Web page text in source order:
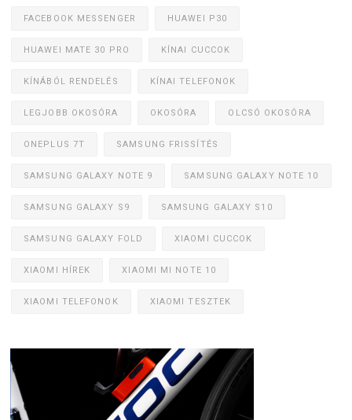
FACEBOOK MESSENGER HUAWEI P30
HUAWEI MATE 30 PRO KÍNAI CUCCOK
KÍNÁBÓL RENDELÉS KÍNAI TELEFONOK
LEGJOBB OKOSÓRA OKOSÓRA OLCSÓ OKOSÓRA
ONEPLUS 7T SAMSUNG FRISSÍTÉS
SAMSUNG GALAXY NOTE 9 SAMSUNG GALAXY NOTE 10
SAMSUNG GALAXY S9 SAMSUNG GALAXY S10
SAMSUNG GALAXY FOLD XIAOMI CUCCOK
XIAOMI HÍREK XIAOMI MI NOTE 10
XIAOMI TELEFONOK XIAOMI TESZTEK